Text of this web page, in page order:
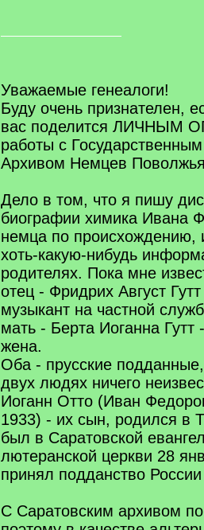
Уважаемые генеалоги!
Буду очень признателен,
вас поделится ЛИЧНЫМ
работы с
Архивом Немцев Поволжья
Дело в том, что я пишу
биографии химика Ивана
немца по происхождению,
хоть-какую-нибудь
родителях. Пока мне
отец - Фридрих Август
музыкант на частной
мать - Берта Иоганна Гутт
жена.
Оба - прусские
двух людях ничего
Иоганн Отто (Иван
1933) - их сын, родился в
был в Саратовской
лютеранской церкви 28
принял подданство России
С Саратовским архивом